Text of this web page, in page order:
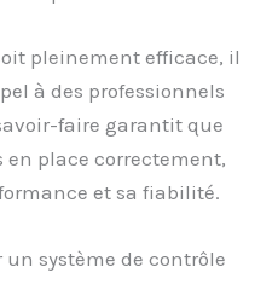
pleinement efficace, il
à des professionnels
faire garantit que
place correctement,
et sa fiabilité.
système de contrôle